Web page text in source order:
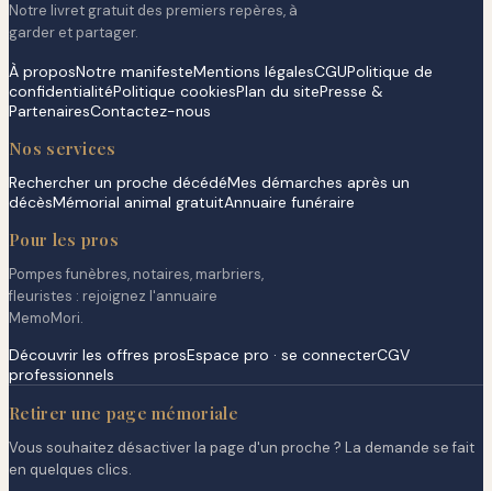
Notre livret gratuit des premiers repères, à
garder et partager.
À proposNotre manifesteMentions légalesCGUPolitique de
confidentialitéPolitique cookiesPlan du sitePresse &
PartenairesContactez-nous
Nos services
Rechercher un proche décédéMes démarches après un
décèsMémorial animal gratuitAnnuaire funéraire
Pour les pros
Pompes funèbres, notaires, marbriers,
fleuristes : rejoignez l'annuaire
MemoMori.
Découvrir les offres prosEspace pro · se connecterCGV
professionnels
Retirer une page mémoriale
Vous souhaitez désactiver la page d'un proche ? La demande se fait
en quelques clics.